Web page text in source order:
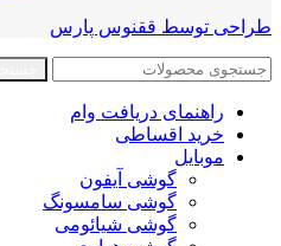
طراحی توسط ققنوس پارس
راهنمای دریافت وام
خرید اقساطی
موبایل
گوشی آیفون
گوشی سامسونگ
گوشی شیائومی